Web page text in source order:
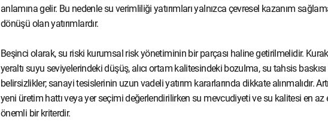
anlamına gelir. Bu nedenle su verimliliği yatırımları yalnızca çevresel kazanım
dönüşü olan yatırımlardır.
Beşinci olarak, su riski kurumsal risk yönetiminin bir parçası haline getirilmelidir.
yeraltı suyu seviyelerindeki düşüş, alıcı ortam kalitesindeki bozulma, su tahsis
belirsizlikler; sanayi tesislerinin uzun vadeli yatırım kararlarında dikkate alınmalıdır.
yeni üretim hattı veya yer seçimi değerlendirilirken su mevcudiyeti ve su kalitesi en
önemli bir kriterdir.